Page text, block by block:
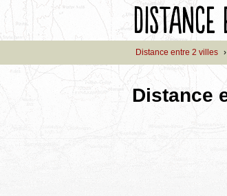
Distance entre 2 villes ›
Distance